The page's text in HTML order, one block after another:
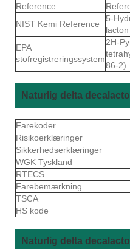
Reference
NIST Kemi Reference
5-
EPA
stofregistreringssystem
2H-
86-2)
Naturlig delta
Farekoder
Risikoerklæringer
Sikkerhedserklæringer
WGK Tyskland
RTECS
Farebemærkning
TSCA
HS kode
Naturlig delta